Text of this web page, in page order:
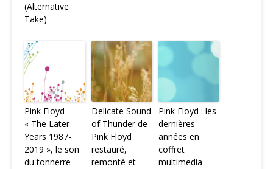
(Alternative
Take)
Pink Floyd
« The Later
Years 1987-
2019 », le son
du tonnerre
Delicate Sound
of Thunder de
Pink Floyd
restauré,
remonté et
Pink Floyd : les
dernières
années en
coffret
multimedia